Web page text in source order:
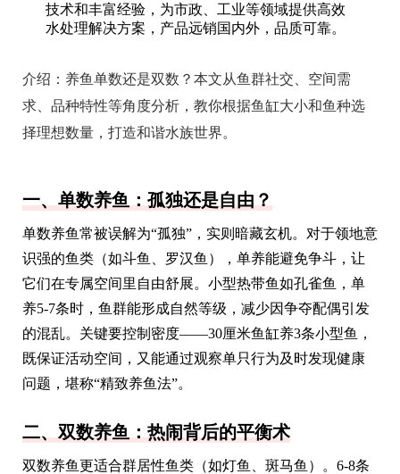
技术和丰富经验，为市政、工业等领域提供高效
水处理解决方案，产品远销国内外，品质可靠。
介绍： 养鱼单数还是双数？本文从鱼群社交、空间需
求、品种特性等角度分析，教你根据鱼缸大小和鱼种选
择理想数量，打造和谐水族世界。
一、单数养鱼：孤独还是自由？
单数养鱼常被误解为“孤独”，实则暗藏玄机。对于领地意
识强的鱼类（如斗鱼、罗汉鱼），单养能避免争斗，让
它们在专属空间里自由舒展。小型热带鱼如孔雀鱼，单
养5-7条时，鱼群能形成自然等级，减少因争夺配偶引发
的混乱。关键要控制密度——30厘米鱼缸养3条小型鱼，
既保证活动空间，又能通过观察单只行为及时发现健康
问题，堪称“精致养鱼法”。
二、双数养鱼：热闹背后的平衡术
双数养鱼更适合群居性鱼类（如灯鱼、斑马鱼）。6-8条